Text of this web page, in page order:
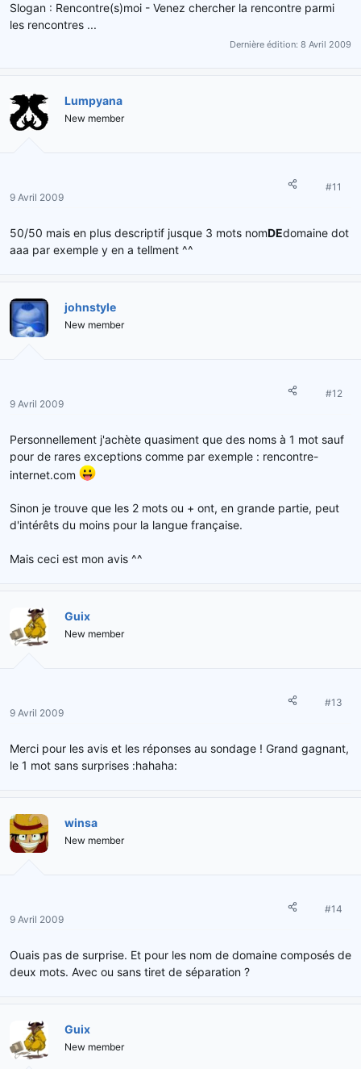
Slogan : Rencontre(s)moi - Venez chercher la rencontre parmi
les rencontres ...
Dernière édition: 8 Avril 2009
Lumpyana
New member
9 Avril 2009
#11
50/50 mais en plus descriptif jusque 3 mots nomDEdomaine dot
aaa par exemple y en a tellment ^^
johnstyle
New member
9 Avril 2009
#12
Personnellement j'achète quasiment que des noms à 1 mot sauf
pour de rares exceptions comme par exemple : rencontre-
internet.com
Sinon je trouve que les 2 mots ou + ont, en grande partie, peut
d'intérêts du moins pour la langue française.
Mais ceci est mon avis ^^
Guix
New member
9 Avril 2009
#13
Merci pour les avis et les réponses au sondage ! Grand gagnant,
le 1 mot sans surprises :hahaha:
winsa
New member
9 Avril 2009
#14
Ouais pas de surprise. Et pour les nom de domaine composés de
deux mots. Avec ou sans tiret de séparation ?
Guix
New member